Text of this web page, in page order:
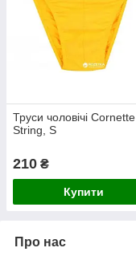
Труси чоловічі Cornette
String, S
210 ₴
Купити
Про нас